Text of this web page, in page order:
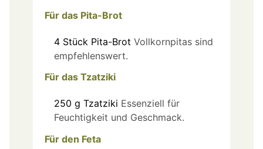
Für das Pita-Brot
4 Stück Pita-Brot Vollkornpitas sind
empfehlenswert.
Für das Tzatziki
250 g Tzatziki Essenziell für
Feuchtigkeit und Geschmack.
Für den Feta